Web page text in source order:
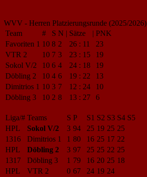
WVV - Herren Platzierungsrunde (2025/2026)
Team
# S N | Sätze | PNK
Favoriten 1 10 8 2 26 : 11
23
VTR 2
10 7 3 23 : 15
19
Sokol V/2
10 6 4 24 : 18
19
Döbling 2
10 4 6 19 : 22
13
Dimitrios 1 10 3 7 12 : 24
10
Döbling 3
10 2 8 13 : 27 6
Liga/# Teams S P S1 S2 S3 S4 S5
HPL
Sokol V/2 3 94 25 19 25 25
1316
Dimitrios 1 1 80 16 25 17 22
HPL
Döbling 2 3 97 25 25 22 25
1317
Döbling 3 1 79 16 20 25 18
HPL
VTR 2 0 67 24 19 24